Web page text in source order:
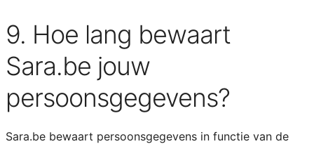
9. Hoe lang bewaart
Sara.be jouw
persoonsgegevens?
Sara.be bewaart persoonsgegevens in functie van de